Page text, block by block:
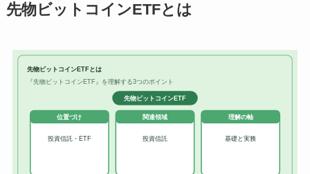
先物ビットコインETFとは
先物ビットコインETFとは
『先物ビットコインETF』を理解する3つのポイント
先物ビットコインETF
位置づけ
投資信託・ETF
関連領域
投資信託
理解の軸
基礎と実務